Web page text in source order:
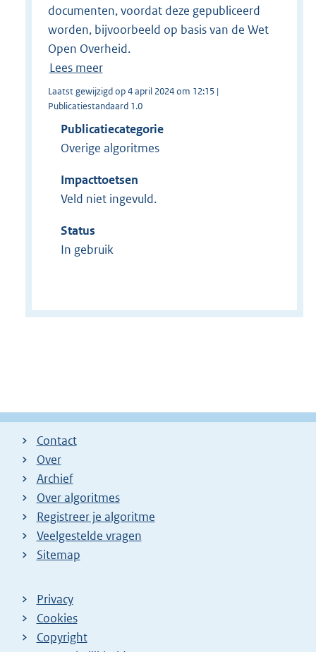
documenten, voordat deze gepubliceerd
worden, bijvoorbeeld op basis van de Wet
Open Overheid.
Lees meer
Laatst gewijzigd op 4 april 2024 om 12:15 |
Publicatiestandaard 1.0
Publicatiecategorie
Overige algoritmes
Impacttoetsen
Veld niet ingevuld.
Status
In gebruik
Contact
Over
Archief
Over algoritmes
Registreer je algoritme
Veelgestelde vragen
Sitemap
Privacy
Cookies
Copyright